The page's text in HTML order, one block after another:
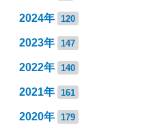
2024年 120
2023年 147
2022年 140
2021年 161
2020年 179